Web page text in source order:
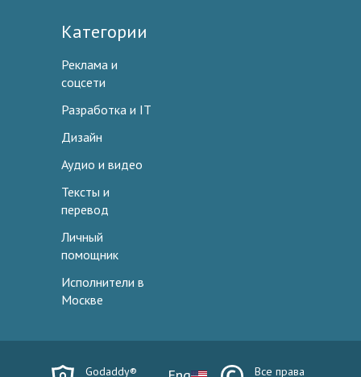
Категории
Реклама и
соцсети
Разработка и IT
Дизайн
Аудио и видео
Тексты и
перевод
Личный
помощник
Исполнители в
Москве
Godaddy® Все права